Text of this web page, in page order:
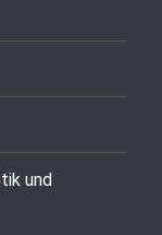
und